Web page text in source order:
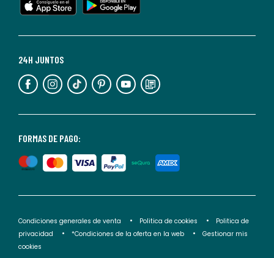
cualquier
Para
información,
puedes
nuestra
de
privacidad</2>.
FORMAS DE PAGO:
24H JUNTOS
Condiciones generales de venta Politica de cookies
Politica de
privacidad
*Condiciones de la oferta en la web
Gestionar mis
cookies